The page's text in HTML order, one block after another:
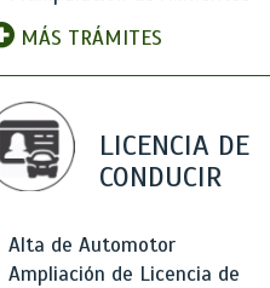
MÁS TRÁMITES
LICENCIA DE
CONDUCIR
Alta de Automotor
Ampliación de Licencia de